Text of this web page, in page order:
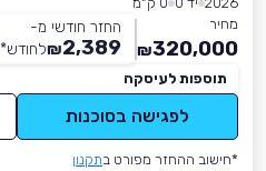
מחיר
320,000
₪
החזר חודשי מ-
2,389
₪לחודש*
תוספות לעיסקה
לפגישה בסוכנות
*חישוב ההחזר מפורט בתקנון